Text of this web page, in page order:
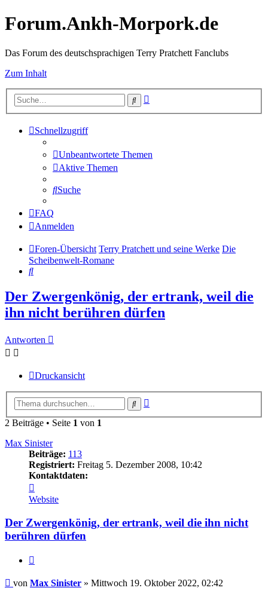
Forum.Ankh-Morpork.de
Das Forum des deutschsprachigen Terry Pratchett Fanclubs
Zum Inhalt
Suche
Schnellzugriff
Unbeantwortete Themen
Aktive Themen
Suche
FAQ
Anmelden
Foren-Übersicht Terry Pratchett und seine Werke Die
Scheibenwelt-Romane
Suche
Der Zwergenkönig, der ertrank, weil die
ihn nicht berühren dürfen
Antworten
Druckansicht
Suche
2 Beiträge • Seite 1 von 1
Max Sinister
Beiträge: 113
Registriert: Freitag 5. Dezember 2008, 10:42
Kontaktdaten:
von
Max
Website
Der Zwergenkönig, der ertrank, weil die ihn nicht
berühren dürfen
Beitrag
von Max Sinister » Mittwoch 19. Oktober 2022, 02:42